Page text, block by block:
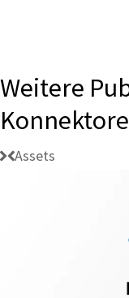
Weitere
Assets